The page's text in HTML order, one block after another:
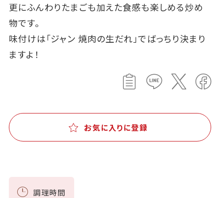
更にふんわりたまごも加えた食感も楽しめる炒め
物です。
味付けは「ジャン 焼肉の生だれ」でばっちり決まり
ますよ！
お気に入りに登録
調理時間